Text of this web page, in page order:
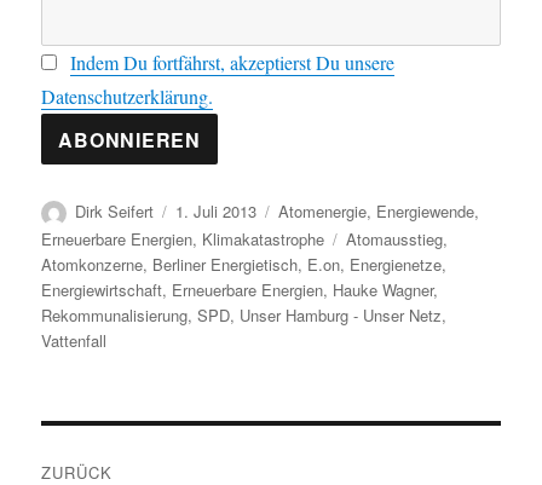
Indem Du fortfährst, akzeptierst Du unsere
Datenschutzerklärung.
Autor
Dirk Seifert
Veröffentlicht
am
1. Juli 2013 Kategorien
Atomenergie, Energiewende,
Erneuerbare Energien, Klimakatastrophe Schlagwörter
Atomausstieg,
Atomkonzerne, Berliner Energietisch, E.on, Energienetze,
Energiewirtschaft, Erneuerbare Energien, Hauke Wagner,
Rekommunalisierung,SPD, Unser Hamburg - Unser Netz,
Vattenfall
ZURÜCK